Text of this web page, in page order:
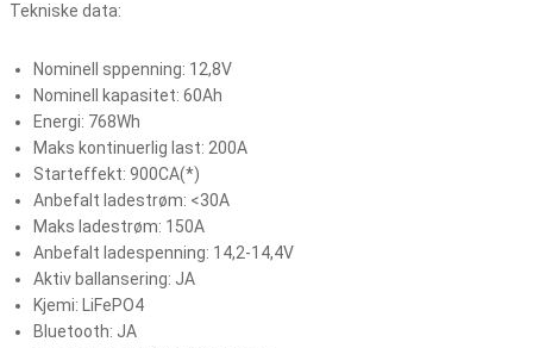
Tekniske data:
Nominell sppenning: 12,8V
Nominell kapasitet: 60Ah
Energi: 768Wh
Maks kontinuerlig last: 200A
Starteffekt: 900CA(*)
Anbefalt ladestrøm: <30A
Maks ladestrøm: 150A
Anbefalt ladespenning: 14,2-14,4V
Aktiv ballansering: JA
Kjemi: LiFePO4
Bluetooth: JA